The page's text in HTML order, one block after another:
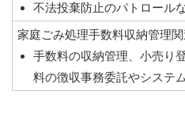
不法投棄防止のパトロール
家庭ごみ処理手数料収納管理
手数料の収納管理、小売り
料の徴収事務委託やシステ